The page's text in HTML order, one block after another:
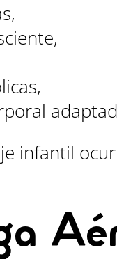
infantil